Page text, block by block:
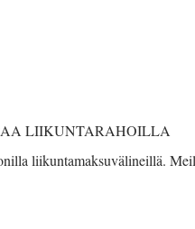
LIIKUNTARAHOILLA
liikuntamaksuvälineillä.